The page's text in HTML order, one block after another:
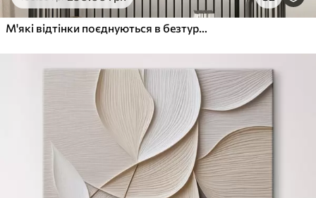
М'які відтінки поєднуються в безтурботній гармонії